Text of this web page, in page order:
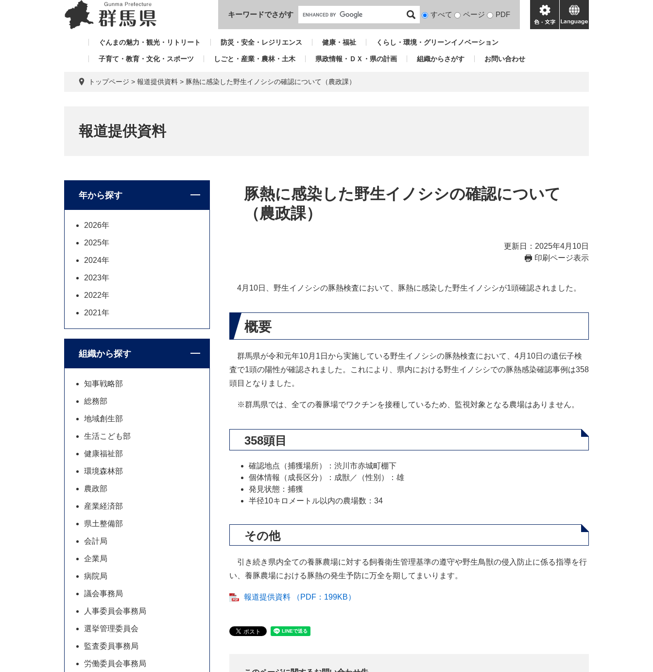
本文へ
キーワードでさがす
検
対
すべて ページ PDF
色・
文
language
ぐんまの魅力・観光・リトリート 防災・安全・レジリエンス 健康・福祉 くらし・環境・グリーンイノベーション
子育て・教育・文化・スポーツ しごと・産業・農林・土木 県政情報・ＤＸ・県の計画 組織からさがす お問い合わせ
トップページ > 報道提供資料 > 豚熱に感染した野生イノシシの確認について（農政課）
報道提供資料
豚熱に感染した野生イノシシの確認について
（農政課）
更新日：2025年4月10日
印刷ページ表示
4月10日、野生イノシシの豚熱検査において、豚熱に感染した野生イノシシが1頭確認されました。
概要
群馬県が令和元年10月1日から実施している野生イノシシの豚熱検査において、4月10日の遺伝子検
査で1頭の陽性が確認されました。これにより、県内における野生イノシシでの豚熱感染確認事例は358
頭目となりました。
※群馬県では、全ての養豚場でワクチンを接種しているため、監視対象となる農場はありません。
358頭目
確認地点（捕獲場所）：渋川市赤城町棚下
個体情報（成長区分）：成獣／（性別）：雄
発見状態：捕獲
半径10キロメートル以内の農場数：34
その他
引き続き県内全ての養豚農場に対する飼養衛生管理基準の遵守や野生鳥獣の侵入防止に係る指導を行
い、養豚農場における豚熱の発生予防に万全を期してまいります。
報道提供資料 （PDF：199KB）
年から探す
2026年
2025年
2024年
2023年
2022年
2021年
組織から探す
知事戦略部
総務部
地域創生部
生活こども部
健康福祉部
環境森林部
農政部
産業経済部
県土整備部
会計局
企業局
病院局
議会事務局
人事委員会事務局
選挙管理委員会
監査委員事務局
労働委員会事務局